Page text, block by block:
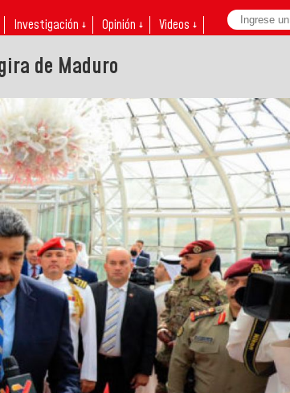
Investigación ↓ Opinión ↓ Videos ↓
de Maduro